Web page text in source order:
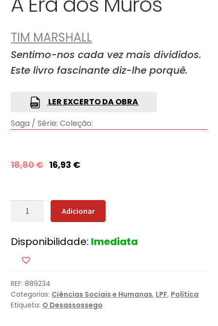
TIM MARSHALL
Sentimo-nos cada vez mais divididos.
Este livro fascinante diz-lhe porquê.
LER EXCERTO DA OBRA
Saga / Série: Coleção:
18,80€ 16,93 €
Quantidade
Era
dos
Muros
Adicionar
Disponibilidade: Imediata
REF:889234
Categorias: Ciências Sociais e Humanas, LPF, Política
Etiqueta: O Desassossego